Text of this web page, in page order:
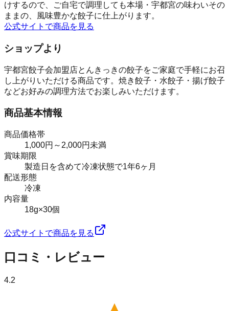
けするので、ご自宅で調理しても本場・宇都宮の味わいその
ままの、風味豊かな餃子に仕上がります。
公式サイトで商品を見る
ショップより
宇都宮餃子会加盟店とんきっきの餃子をご家庭で手軽にお召
し上がりいただける商品です。焼き餃子・水餃子・揚げ餃子
などお好みの調理方法でお楽しみいただけます。
商品基本情報
商品価格帯
1,000円～2,000円未満
賞味期限
製造日を含めて冷凍状態で1年6ヶ月
配送形態
冷凍
内容量
18g×30個
公式サイトで商品を見る
口コミ・レビュー
4.2